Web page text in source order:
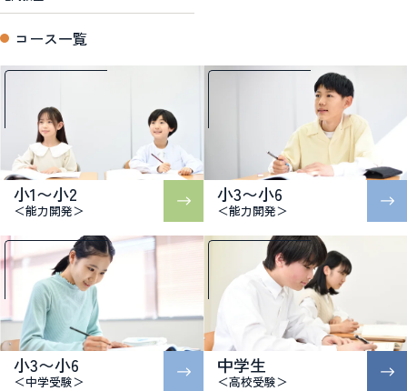
コース一覧
小1〜小2
＜能力開発＞
小3〜小6
＜能力開発＞
小3〜小6
＜中学受験＞
中学生
＜高校受験＞